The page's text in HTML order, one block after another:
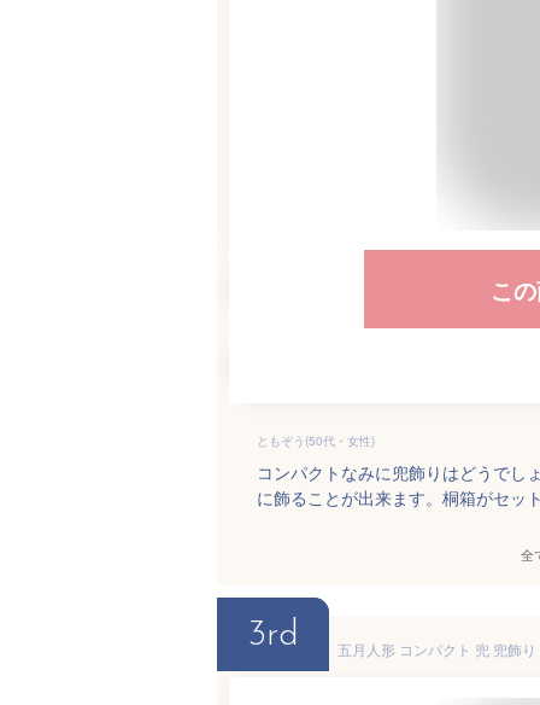
こ
ともぞう(50代・女性)
コンパクトなみに兜飾りはどうでし
に飾ることが出来ます。桐箱がセッ
全
3rd